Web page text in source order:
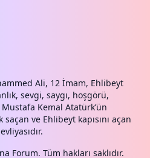
Ali, 12 İmam, Ehlibeyt
sevgi, saygı, hoşgörü,
Kemal Atatürk’ün
saçan ve Ehlibeyt kapısını açan
Forum. Tüm hakları saklıdır.